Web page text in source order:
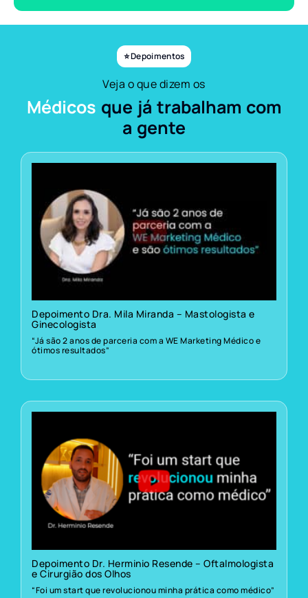
⭐ Depoimentos
Veja o que dizem os
Médicos que já trabalham com
a gente
Depoimento Dra. Mila Miranda – Mastologista e
Ginecologista
“Já são 2 anos de parceria com a WE Marketing Médico e
ótimos resultados”
Depoimento Dr. Herminio Resende – Oftalmologista
e Cirurgião dos Olhos
“Foi um start que revolucionou minha prática como médico”